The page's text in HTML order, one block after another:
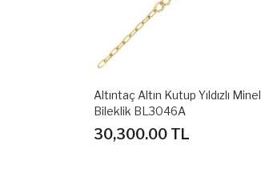
Altıntaç Altın Nazar Gözlü Mineli
Bileklik BL3047A
34,200.00 TL